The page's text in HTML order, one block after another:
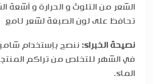
الشعر من التلوث و الحرارة و
تحافظ على لون الصبغة لشعر لامع
نصيحة الخبراء: ننصح بإستخدام
في الشهر للتخلص من تراكم
الماء.